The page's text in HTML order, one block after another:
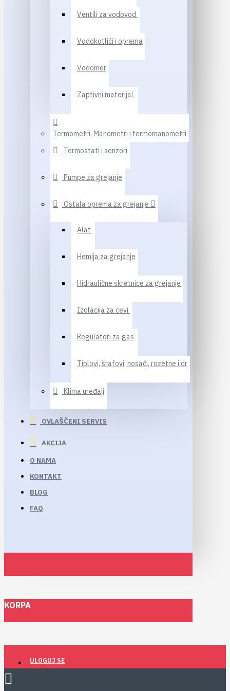
Ventili za vodovod
Vodokotlići i oprema
Vodomer
Zaptivni materijal
Termometri, Manometri i termomanometri
Termostati i senzori
Pumpe za grejanje
Ostala oprema za grejanje
Alat
Hemija za grejanje
Hidraulične skretnice za grejanje
Izolacija za cevi
Regulatori za gas
Tiplovi, šrafovi, nosači, rozetne i dr
Klima uređaji
OVLAŠČENI SERVIS
AKCIJA
O NAMA
KONTAKT
BLOG
FAQ
KORPA
ULOGUJ SE